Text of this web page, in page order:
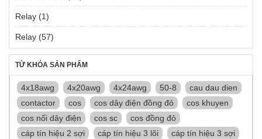
Relay (1)
Relay (57)
TỪ KHÓA SẢN PHẨM
4x18awg 4x20awg 4x24awg 50-8
cau dau dien
contactor
cos cos dây điện đồng đỏ
cos khuyen
cos nối dây điện
cos sc
cos đồng đỏ
cáp tín hiệu 2 sợi
cáp tín hiệu 3 lõi
cáp tín hiệu 3 sợi